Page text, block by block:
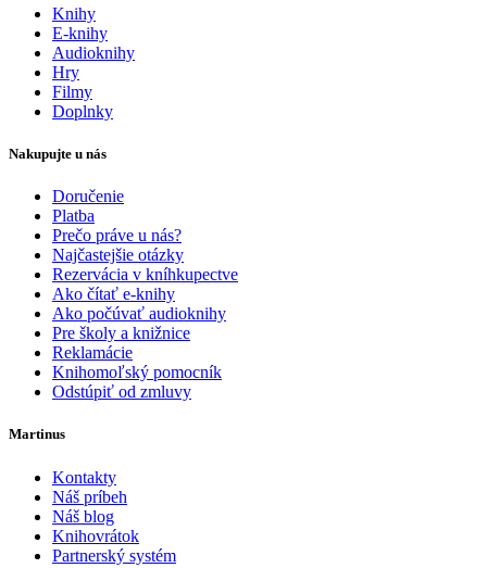
Knihy
E-knihy
Audioknihy
Hry
Filmy
Doplnky
Nakupujte u nás
Doručenie
Platba
Prečo práve u nás?
Najčastejšie otázky
Rezervácia v kníhkupectve
Ako čítať e-knihy
Ako počúvať audioknihy
Pre školy a knižnice
Reklamácie
Knihomoľský pomocník
Odstúpiť od zmluvy
Martinus
Kontakty
Náš príbeh
Náš blog
Knihovrátok
Partnerský systém